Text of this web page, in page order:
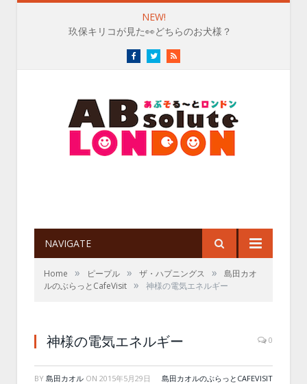
NEW!
玖保キリコが見た👀どちらのお犬様？
FacebookTwitterRSS
NAVIGATE
Home » ピープル » ザ・ハプニングス »
島田カオ
ルのぶらっとCafeVisit » 神様の電気エネルギー
神様の電気エネルギー 0
BY 島田カオル ON 2015年5月29日 島田カオルのぶらっとCAFEVISIT